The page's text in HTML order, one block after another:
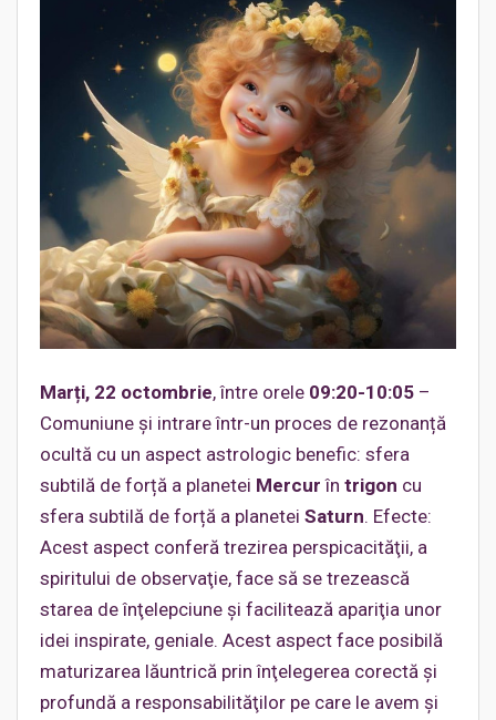
Marți, 22 octombrie, între orele 09:20-10:05 –
Comuniune și intrare într-un proces de rezonanță
ocultă cu un aspect astrologic benefic: sfera
subtilă de forță a planetei Mercur în trigon cu
sfera subtilă de forță a planetei Saturn. Efecte:
Acest aspect conferă trezirea perspicacităţii, a
spiritului de observaţie, face să se trezească
starea de înţelepciune şi facilitează apariţia unor
idei inspirate, geniale. Acest aspect face posibilă
maturizarea lăuntrică prin înţelegerea corectă şi
profundă a responsabilităţilor pe care le avem şi